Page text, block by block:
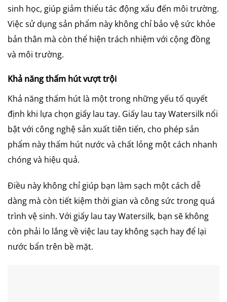
sinh học, giúp giảm thiểu tác động xấu đến môi trường.
Việc sử dụng sản phẩm này không chỉ bảo vệ sức khỏe
bản thân mà còn thể hiện trách nhiệm với cộng đồng
và môi trường.
Khả năng thấm hút vượt trội
Khả năng thấm hút là một trong những yếu tố quyết
định khi lựa chọn giấy lau tay. Giấy lau tay Watersilk nổi
bật với công nghệ sản xuất tiên tiến, cho phép sản
phẩm này thấm hút nước và chất lỏng một cách nhanh
chóng và hiệu quả.
Điều này không chỉ giúp bạn làm sạch một cách dễ
dàng mà còn tiết kiệm thời gian và công sức trong quá
trình vệ sinh. Với giấy lau tay Watersilk, bạn sẽ không
còn phải lo lắng về việc lau tay không sạch hay để lại
nước bẩn trên bề mặt.